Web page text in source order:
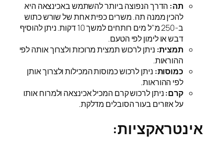
תה: הדרך הנפוצה ביותר להשתמש באכינצאה היא
להכין ממנה תה. משרים כפית אחת של שורש כתוש
ב-250 מ"ל מים רותחים למשך 10 דקות. ניתן להוסיף
דבש או לימון לפי הטעם.
תמצית: ניתן לרכוש תמצית מרוכזת ולצרוך אותה לפי
ההוראות.
כמוסות: ניתן לרכוש כמוסות המכילות ולצרוך אותן
לפי ההוראות.
קרם:ניתן לרכוש קרם המכיל אכינצאה ולמרוח אותו
על אזורים בעור הסובלים מדלקת.
אינטראקציות: